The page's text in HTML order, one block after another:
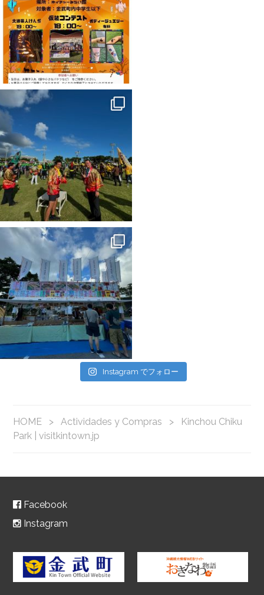
Instagram でフォロー
HOME > Actividades y Compras >
Kinchou Chiku
Park | visitkintown.jp
Facebook
Instagram